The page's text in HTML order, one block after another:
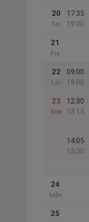
20
Tor
17:35
19:00
21
Fre
22
Lör
09:00
19:00
23
Sön
12:30
13:15
14:05
15:30
24
Mån
25